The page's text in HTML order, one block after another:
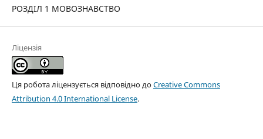
РОЗДІЛ 1 МОВОЗНАВСТВО
Ліцензія
Ця робота ліцензується відповідно доCreative Commons
Attribution 4.0 International License.